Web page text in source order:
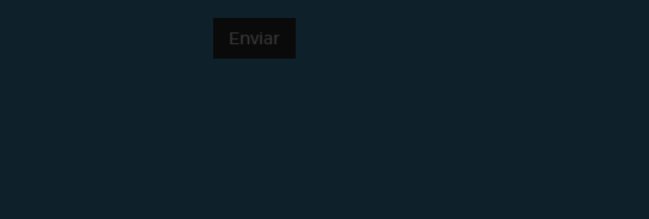
Enviar